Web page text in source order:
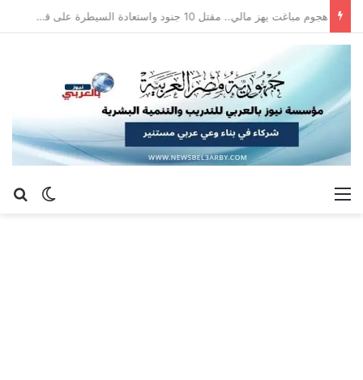
هجوم مباغت يهز مالي.. مقتل 10 جنود واستعادة السيطرة على قاعدة عسكرية
الوضع القائمة